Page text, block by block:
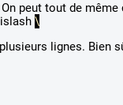
peut tout de même
\
lignes. Bien